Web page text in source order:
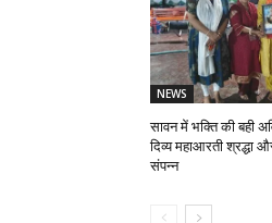
NEWS
सावन में भक्ति की बही
दिव्य महाआरती श्रद्धा
संपन्न